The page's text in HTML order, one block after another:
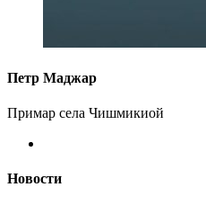
Петр Маджар
Примар села Чишмикиой
Новости